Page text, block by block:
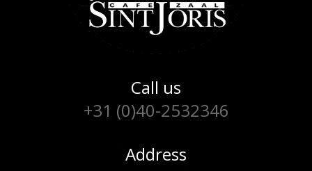
Call us
+31 (0)40-2532346
Address